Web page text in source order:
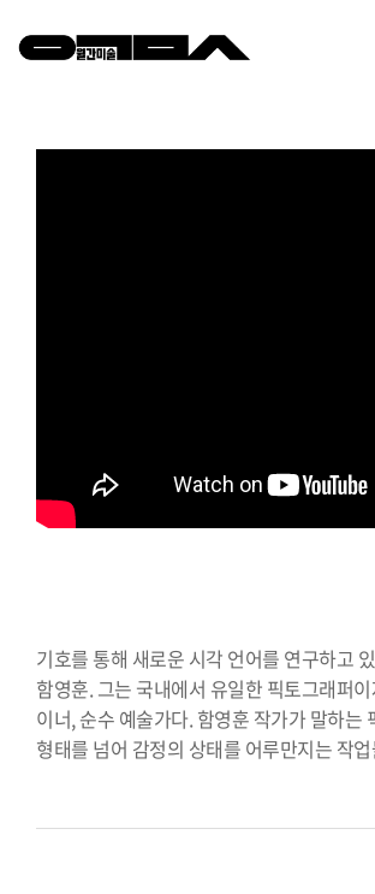
기호를 통해 새로운 시각 언어를 연구하고
함영훈. 그는 국내에서 유일한 픽토그래퍼
이너, 순수 예술가다. 함영훈 작가가 말하는
형태를 넘어 감정의 상태를 어루만지는 작